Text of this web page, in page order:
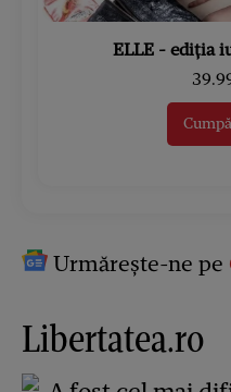
ELLE - ediția
Urmărește-ne pe
Libertatea.ro